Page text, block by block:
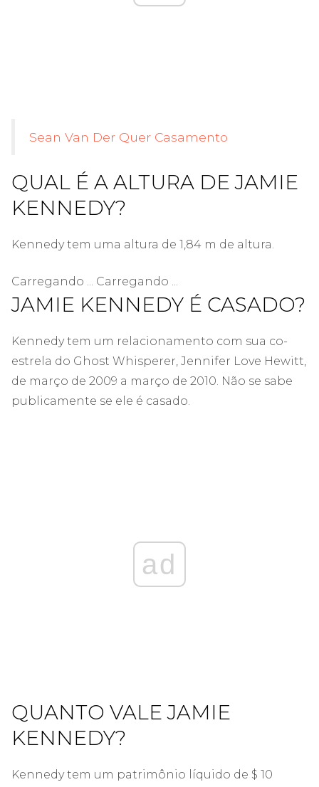
Sean Van Der Quer Casamento
QUAL É A ALTURA DE JAMIE
KENNEDY?
Kennedy tem uma altura de 1,84 m de altura.
Carregando ... Carregando ...
JAMIE KENNEDY É CASADO?
Kennedy tem um relacionamento com sua co-
estrela do Ghost Whisperer, Jennifer Love Hewitt,
de março de 2009 a março de 2010. Não se sabe
publicamente se ele é casado.
ad
QUANTO VALE JAMIE
KENNEDY?
Kennedy tem um patrimônio líquido de $ 10